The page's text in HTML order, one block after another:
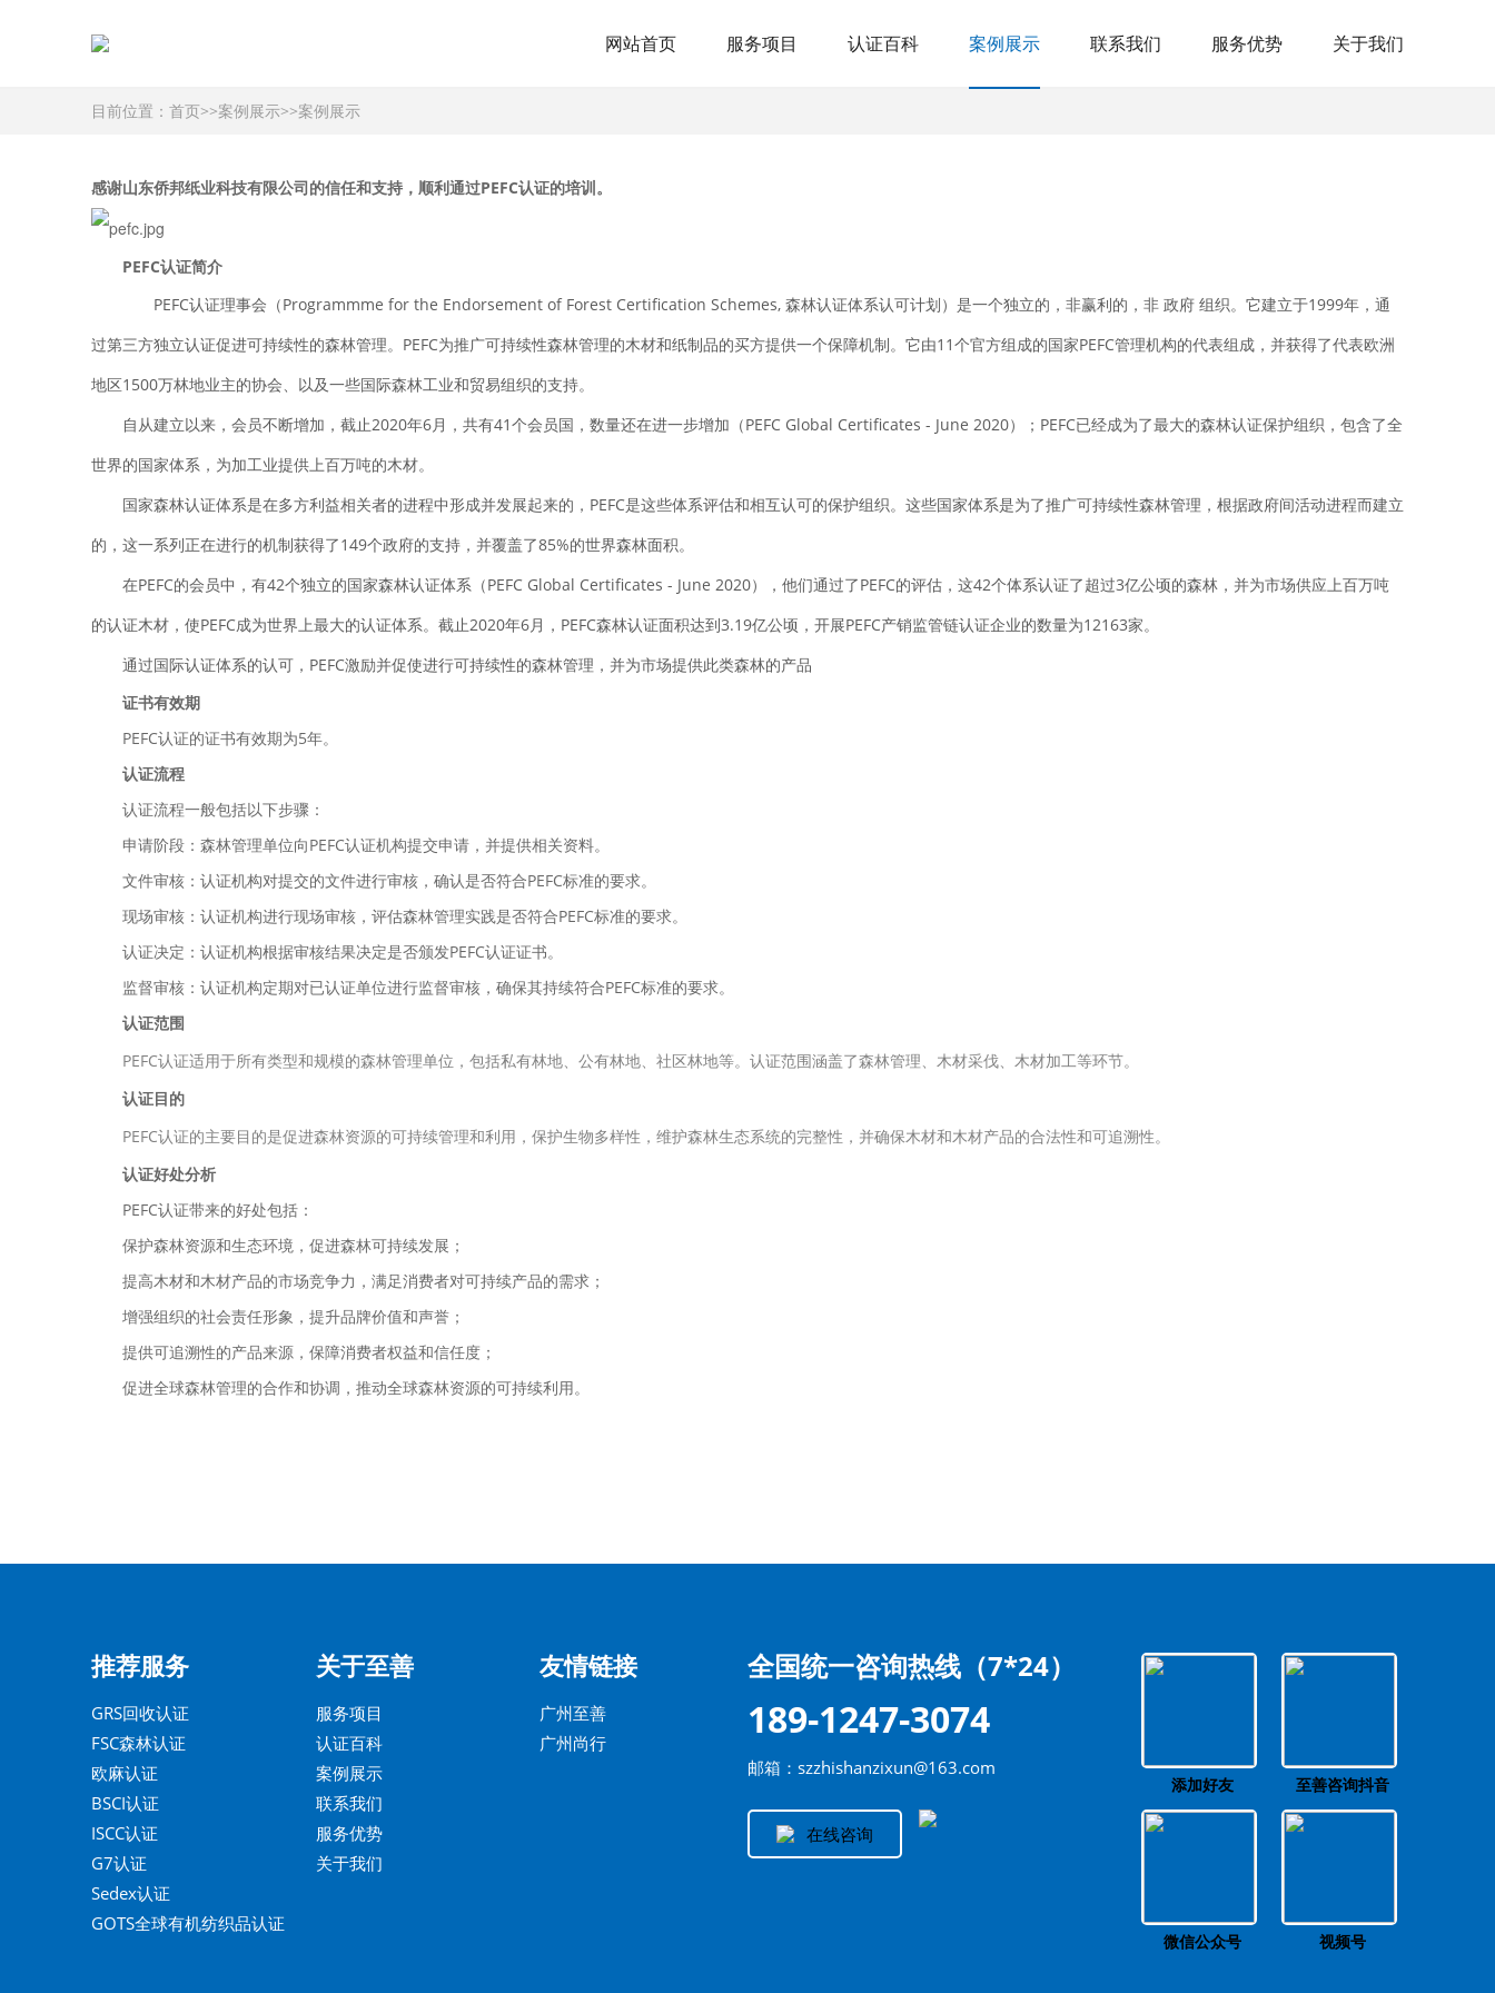
网站首页 服务项目 认证百科 案例展示 联系我们 服务优势 关于我们
目前位置： 首页>>案例展示>>案例展示
感谢山东侨邦纸业科技有限公司的信任和支持，顺利通过PEFC认证的培训。
PEFC认证简介
PEFC认证理事会（Programmme for the Endorsement of Forest Certification Schemes, 森林认证体系认可计划）是一个独立的，非赢利的，非 政府 组织。它建立于1999年，通
过第三方独立认证促进可持续性的森林管理。PEFC为推广可持续性森林管理的木材和纸制品的买方提供一个保障机制。它由11个官方组成的国家PEFC管理机构的代表组成，并获得了代表欧洲
地区1500万林地业主的协会、以及一些国际森林工业和贸易组织的支持。
自从建立以来，会员不断增加，截止2020年6月，共有41个会员国，数量还在进一步增加（PEFC Global Certificates - June 2020）；PEFC已经成为了最大的森林认证保护组织，包含了全
世界的国家体系，为加工业提供上百万吨的木材。
国家森林认证体系是在多方利益相关者的进程中形成并发展起来的，PEFC是这些体系评估和相互认可的保护组织。这些国家体系是为了推广可持续性森林管理，根据政府间活动进程而建立
的，这一系列正在进行的机制获得了149个政府的支持，并覆盖了85%的世界森林面积。
在PEFC的会员中，有42个独立的国家森林认证体系（PEFC Global Certificates - June 2020），他们通过了PEFC的评估，这42个体系认证了超过3亿公顷的森林，并为市场供应上百万吨
的认证木材，使PEFC成为世界上最大的认证体系。截止2020年6月，PEFC森林认证面积达到3.19亿公顷，开展PEFC产销监管链认证企业的数量为12163家。
通过国际认证体系的认可，PEFC激励并促使进行可持续性的森林管理，并为市场提供此类森林的产品
证书有效期
PEFC认证的证书有效期为5年。
认证流程
认证流程一般包括以下步骤：
申请阶段：森林管理单位向PEFC认证机构提交申请，并提供相关资料。
文件审核：认证机构对提交的文件进行审核，确认是否符合PEFC标准的要求。
现场审核：认证机构进行现场审核，评估森林管理实践是否符合PEFC标准的要求。
认证决定：认证机构根据审核结果决定是否颁发PEFC认证证书。
监督审核：认证机构定期对已认证单位进行监督审核，确保其持续符合PEFC标准的要求。
认证范围
PEFC认证适用于所有类型和规模的森林管理单位，包括私有林地、公有林地、社区林地等。认证范围涵盖了森林管理、木材采伐、木材加工等环节。
认证目的
PEFC认证的主要目的是促进森林资源的可持续管理和利用，保护生物多样性，维护森林生态系统的完整性，并确保木材和木材产品的合法性和可追溯性。
认证好处分析
PEFC认证带来的好处包括：
保护森林资源和生态环境，促进森林可持续发展；
提高木材和木材产品的市场竞争力，满足消费者对可持续产品的需求；
增强组织的社会责任形象，提升品牌价值和声誉；
提供可追溯性的产品来源，保障消费者权益和信任度；
促进全球森林管理的合作和协调，推动全球森林资源的可持续利用。
推荐服务
GRS回收认证
FSC森林认证
欧麻认证
BSCI认证
ISCC认证
G7认证
Sedex认证
GOTS全球有机纺织品认证
关于至善
服务项目
认证百科
案例展示
联系我们
服务优势
关于我们
友情链接
广州至善
广州尚行
全国统一咨询热线（7*24）
189-1247-3074
邮箱：szzhishanzixun@163.com
在线咨询
添加好友 至善咨询抖音
微信公众号 视频号